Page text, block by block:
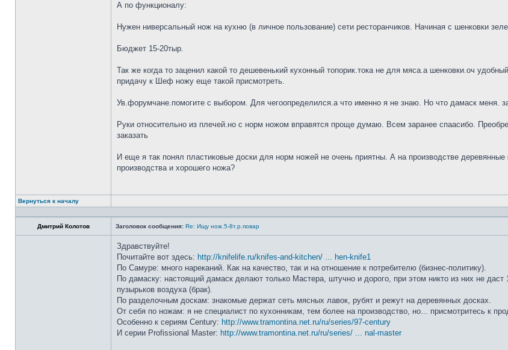
А по функционалу:
Нужен ниверсальный нож на кухню (в личное пользование) сети ресторанчиков. Начиная с шенковки
Бюджет 15-20тыр.
Так же когда то заценил какой то дешевенький кухонный топорик.тока не для мяса.а шенковки.оч
придачу к Шеф ножу еще такой присмотреть.
Ув.форумчане.помогите с выбором. Для чегоопределился.а что именно я не знаю. Но что дамаск меня.
Руки относительно из плечей.но с норм ножом вправятся проще думаю. Всем заранее спаасибо.
заказать
И еще я так понял пластиковые доски для норм ножей не очень приятны. А на производстве
производства и хорошего ножа?
Вернуться к началу
Дмитрий Колотов Заголовок сообщения: Re: Ищу нож.5-8т.р.повар
Здравствуйте!
Почитайте вот здесь: http://knifelife.ru/knifes-and-kitchen/ ... hen-knife1
По Самуре: много нареканий. Как на качество, так и на отношение к потребителю (бизнес-политику).
По дамаску: настоящий дамаск делают только Мастера, штучно и дорого, при этом никто из них не даст
пузырьков воздуха (брак).
По разделочным доскам: знакомые держат сеть мясных лавок, рубят и режут на деревянных досках.
От себя по ножам: я не специалист по кухонникам, тем более на производство, но... присмотритесь к
Особенно к сериям Century: http://www.tramontina.net.ru/ru/series/97-century
И серии Profissional Master: http://www.tramontina.net.ru/ru/series/ ... nal-master